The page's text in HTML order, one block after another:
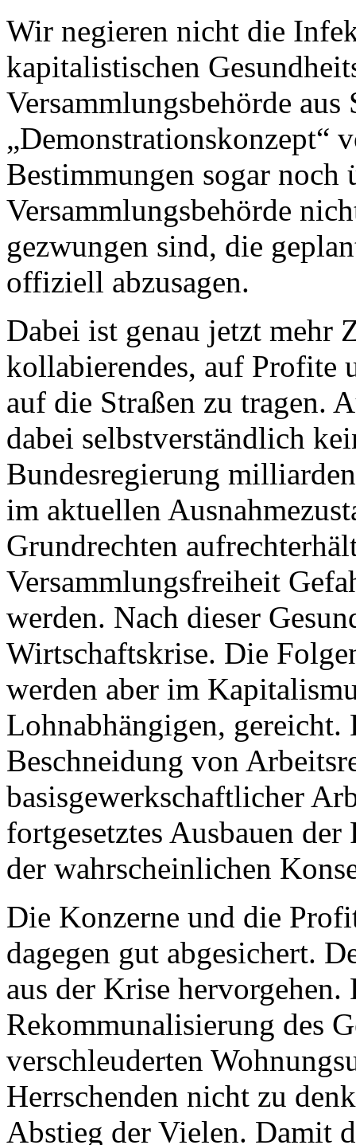
Wir negieren nicht die
kapitalistischen
Versammlungsbehörde
„Demonstrationskonzept“
Bestimmungen sogar
Versammlungsbehörde
gezwungen sind, die
offiziell abzusagen.
Dabei ist genau jetzt mehr
kollabierendes, auf Profite
auf die Straßen zu tragen.
dabei selbstverständlich
Bundesregierung
im aktuellen
Grundrechten
Versammlungsfreiheit
werden. Nach dieser
Wirtschaftskrise. Die
werden aber im
Lohnabhängigen,
Beschneidung von
basisgewerkschaftlicher
fortgesetztes Ausbauen
der wahrscheinlichen
Die Konzerne und die
dagegen gut abgesichert.
aus der Krise hervorgehen.
Rekommunalisierung des
verschleuderten
Herrschenden nicht zu
Abstieg der Vielen. Damit